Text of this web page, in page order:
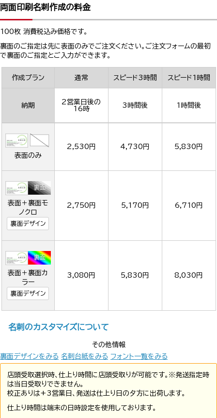
両面印刷名刺作成の料金
100枚 消費税込み価格です。
裏面のご指定は先に表面のみでご注文ください。ご注文フォームの最初
で裏面のご指定とご入力ができます。
作成プラン 通常 スピード3時間 スピード1時間
納期
2営業日後の
16時
3時間後 1時間後
表面のみ
2,530円 4,730円 5,830円
表面＋裏面モ
ノクロ
裏面デザイン
2,750円 5,170円 6,710円
表面＋裏面カ
ラー
裏面デザイン
3,080円 5,830円 8,030円
名刺のカスタマイズについて
その他情報
裏面デザインをみる 名刺台紙をみる フォント一覧をみる
店頭受取選択時、仕上り時間に店頭受取りが可能です。※発送指定時
は当日受取りできません。
校正ありは+3営業日、発送は仕上り日の夕方に出荷します。
仕上り時間は端末の日時設定を使用しております。